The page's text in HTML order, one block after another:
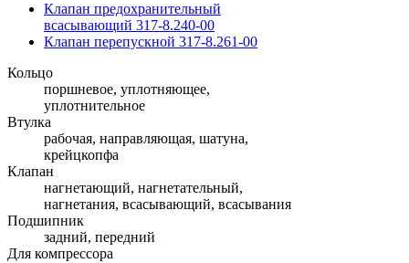
Клапан предохранительный
всасывающий 317-8.240-00
Клапан перепускной 317-8.261-00
Кольцо
поршневое, уплотняющее,
уплотнительное
Втулка
рабочая, направляющая, шатуна,
крейцкопфа
Клапан
нагнетающий, нагнетательный,
нагнетания, всасывающий, всасывания
Подшипник
задний, передний
Для компрессора